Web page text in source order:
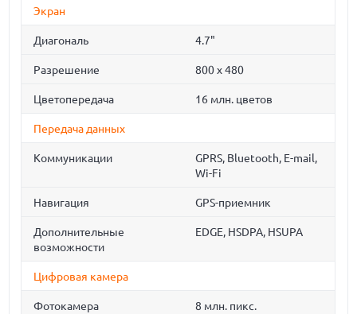
Экран
Диагональ 4.7"
Разрешение 800 x 480
Цветопередача 16 млн. цветов
Передача данных
Коммуникации
GPRS, Bluetooth, E-mail,
Wi-Fi
Навигация GPS-приемник
Дополнительные
возможности
EDGE, HSDPA, HSUPA
Цифровая камера
Фотокамера 8 млн. пикс.